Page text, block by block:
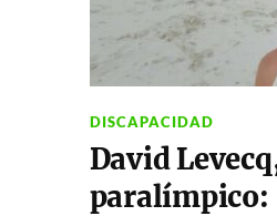
DISCAPACIDAD
David
paralímpico: